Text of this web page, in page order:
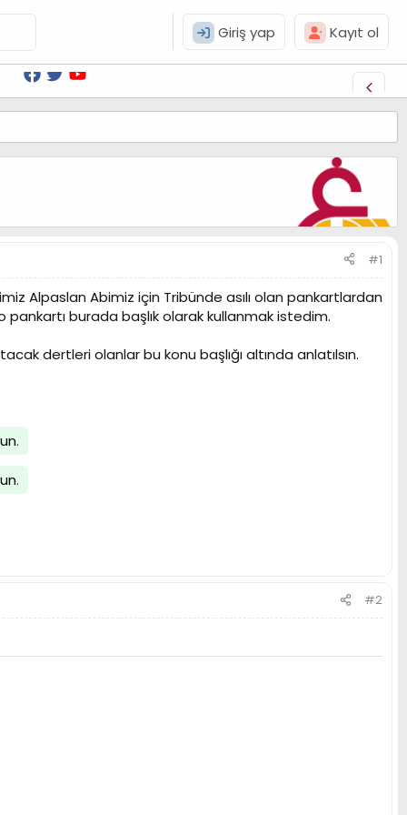
Giriş yap Kayıt ol
#1
Alpaslan Abimiz için Tribünde asılı olan pankartlardan
pankartı burada başlık olarak kullanmak istedim.
dertleri olanlar bu konu başlığı altında anlatılsın.
.
.
#2